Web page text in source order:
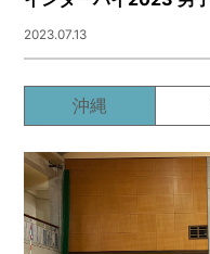
2023.07.13
沖縄